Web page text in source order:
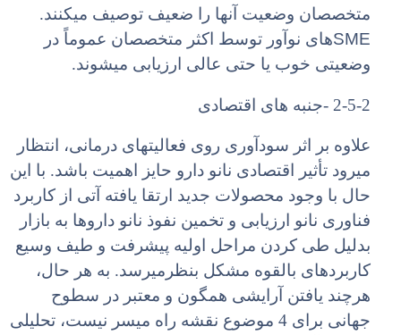
متخصصان وضعیت آنها را ضعیف توصیف میکنند.
SMEهای نوآور توسط اکثر متخصصان عموماً در
وضعیتی خوب یا حتی عالی ارزیابی میشوند.
2-5-2 -جنبه های اقتصادی
علاوه بر اثر سودآوری روی فعالیتهای درمانی، انتظار
میرود تأثیر اقتصادی نانو دارو حایز اهمیت باشد. با این
حال با وجود محصولات جدید ارتقا یافته آتی از کاربرد
فناوری نانو ارزیابی و تخمین نفوذ نانو داروها به بازار
بدلیل طی کردن مراحل اولیه پیشرفت و طیف وسیع
کاربردهای بالقوه مشکل بنظرمیرسد. به هر حال،
هرچند یافتن آرایشی همگون و معتبر در سطوح
جهانی برای 4 موضوع نقشه راه میسر نیست، تحلیلی